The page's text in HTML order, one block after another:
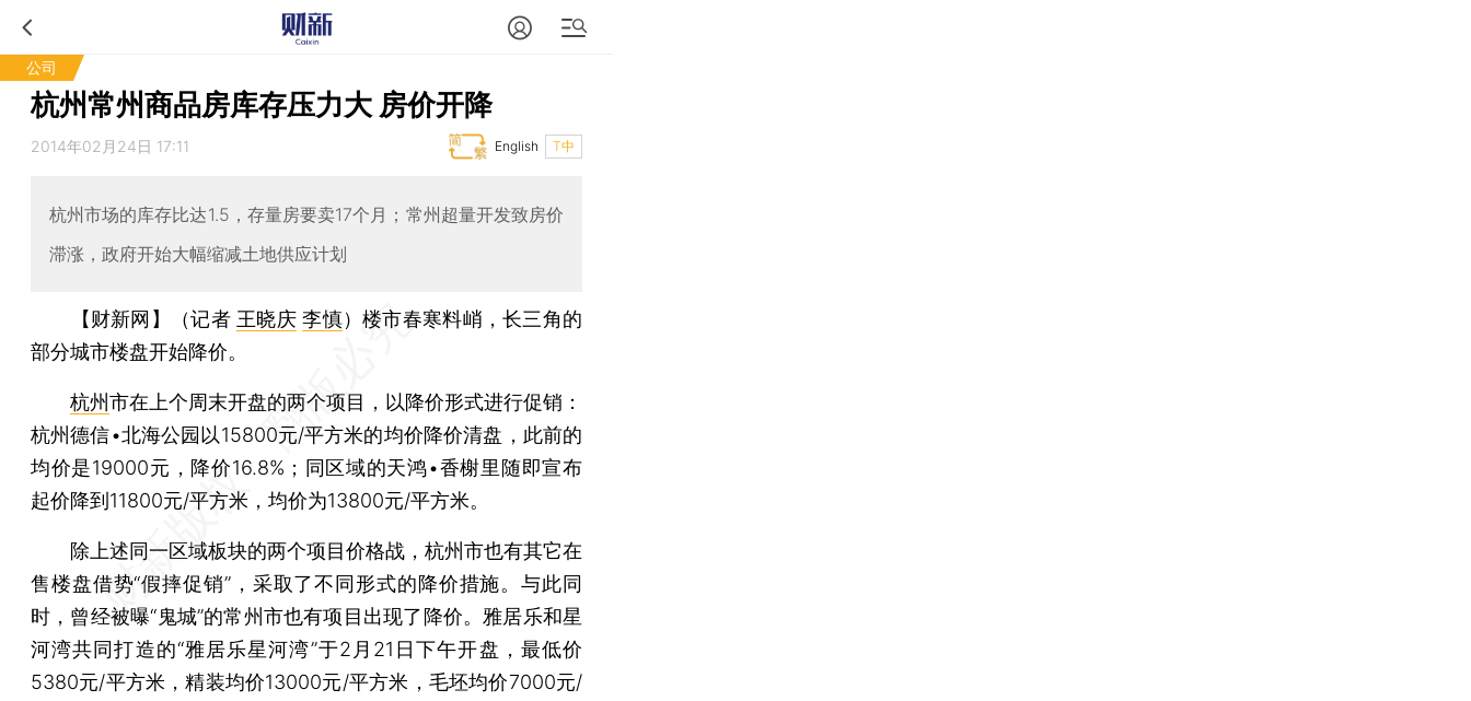
公司
杭州常州商品房库存压力大 房价开降
2014年02月24日 17:11 T中
English
杭州市场的库存比达1.5，存量房要卖17个月；常州超量开发致房价
滞涨，政府开始大幅缩减土地供应计划
【财新网】（记者 王晓庆 李慎）楼市春寒料峭，长三角的
部分城市楼盘开始降价。
杭州市在上个周末开盘的两个项目，以降价形式进行促销：
杭州德信•北海公园以15800元/平方米的均价降价清盘，此前的
均价是19000元，降价16.8%；同区域的天鸿•香榭里随即宣布
起价降到11800元/平方米，均价为13800元/平方米。
除上述同一区域板块的两个项目价格战，杭州市也有其它在
售楼盘借势“假摔促销”，采取了不同形式的降价措施。与此同
时，曾经被曝“鬼城”的常州市也有项目出现了降价。雅居乐和星
河湾共同打造的“雅居乐星河湾”于2月21日下午开盘，最低价
5380元/平方米，精装均价13000元/平方米，毛坯均价7000元/